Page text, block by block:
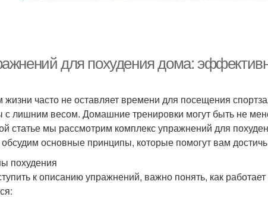
для похудения дома:
часто не оставляет времени для посещения
лишним весом. Домашние тренировки могут быть не
статье мы рассмотрим комплекс упражнений для
основные принципы, которые помогут вам
похудения
к описанию упражнений, важно понять, как